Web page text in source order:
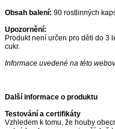
Obsah balení: 90 rostlinných
Upozornění:
Produkt není určen pro děti do 3
cukr.
Informace uvedené na této
Další informace o produktu
Testování a certifikáty
Vzhledem k tomu, že houby